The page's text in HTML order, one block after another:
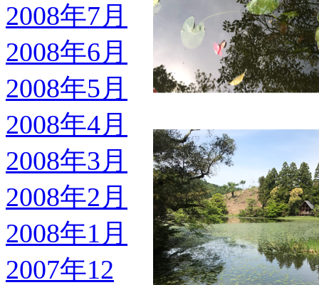
2008年7月
2008年6月
2008年5月
2008年4月
2008年3月
2008年2月
2008年1月
2007年12